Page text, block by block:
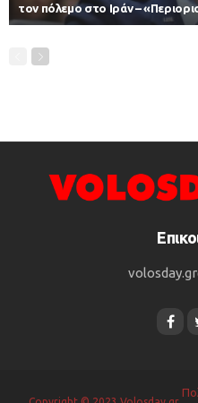
τον πόλεμο στο Ιράν –